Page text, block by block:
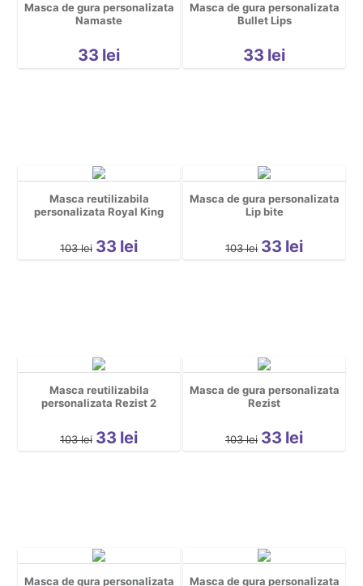
Masca de gura personalizata
Namaste
33 lei
Masca de gura personalizata
Bullet Lips
33 lei
Masca reutilizabila
personalizata Royal King
103 lei 33 lei
Masca de gura personalizata
Lip bite
103 lei 33 lei
Masca reutilizabila
personalizata Rezist 2
103 lei 33 lei
Masca de gura personalizata
Rezist
103 lei 33 lei
Masca de gura personalizata Masca de gura personalizata